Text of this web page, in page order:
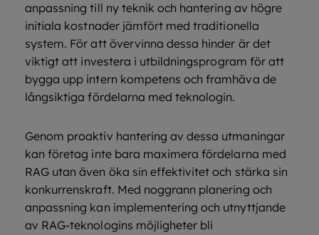
anpassning till ny teknik och hantering av högre
initiala kostnader jämfört med traditionella
system. För att övervinna dessa hinder är det
viktigt att investera i utbildningsprogram för att
bygga upp intern kompetens och framhäva de
långsiktiga fördelarna med teknologin.
Genom proaktiv hantering av dessa utmaningar
kan företag inte bara maximera fördelarna med
RAG utan även öka sin effektivitet och stärka sin
konkurrenskraft. Med noggrann planering och
anpassning kan implementering och utnyttjande
av RAG-teknologins möjligheter bli